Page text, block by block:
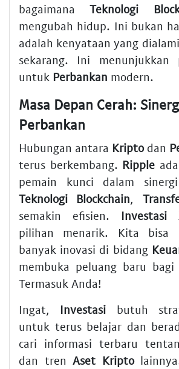
bagaimanaTeknologi
mengubah hidup. Ini bukan
adalah kenyataan yang
sekarang. Ini menunjukkan
untuk Perbankan modern.
Masa Depan Cerah:
Perbankan
Hubungan antara Kriptodan
terus berkembang. Ripple
pemain kunci dalam
Teknologi Blockchain,
semakin efisien. Investasi
pilihan menarik. Kita bisa
banyak inovasi di bidang
membuka peluang baru bagi
Termasuk Anda!
Ingat, Investasi butuh
untuk terus belajar dan
cari informasi terbaru
dan tren Aset Kripto